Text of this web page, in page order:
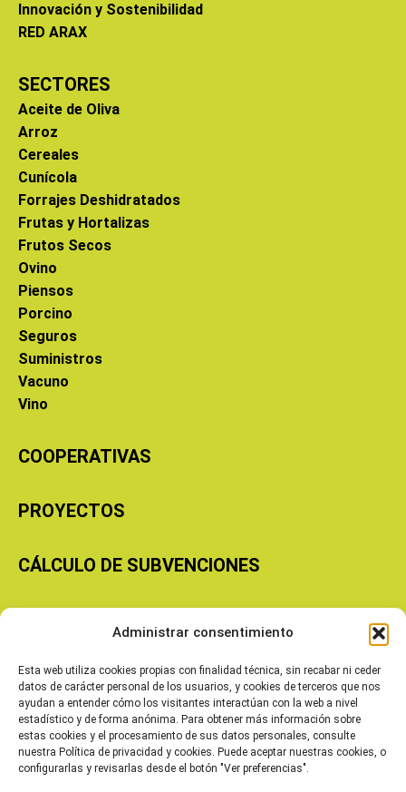
Administrar consentimiento
Esta web utiliza cookies propias con finalidad técnica, sin recabar ni ceder
datos de carácter personal de los usuarios, y cookies de terceros que nos
ayudan a entender cómo los visitantes interactúan con la web a nivel
estadístico y de forma anónima. Para obtener más información sobre
estas cookies y el procesamiento de sus datos personales, consulte
nuestra Política de privacidad y cookies. Puede aceptar nuestras cookies, o
configurarlas y revisarlas desde el botón "Ver preferencias".
Innovación y Sostenibilidad
RED ARAX
SECTORES
Aceite de Oliva
Arroz
Cereales
Cunícola
Forrajes Deshidratados
Frutas y Hortalizas
Frutos Secos
Ovino
Piensos
Porcino
Seguros
Suministros
Vacuno
Vino
COOPERATIVAS
PROYECTOS
CÁLCULO DE SUBVENCIONES